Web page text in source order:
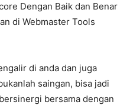
Dengan Baik dan Benar
di Webmaster Tools
di anda dan juga
saingan, bisa jadi
bersama dengan